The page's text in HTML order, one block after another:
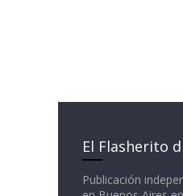
El Flasherito
Publicación